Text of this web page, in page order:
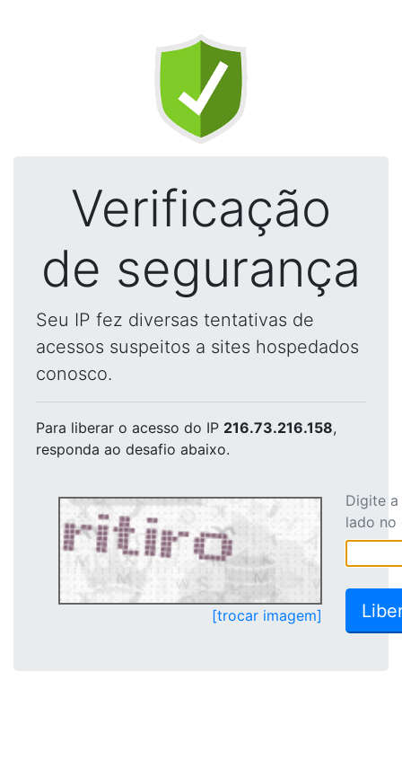
Verificação
de segurança
Seu IP fez diversas tentativas de
acessos suspeitos a sites hospedados
conosco.
Para liberar o acesso do IP 216.73.216.158,
responda ao desafio abaixo.
[trocar imagem]
Digite
lado no